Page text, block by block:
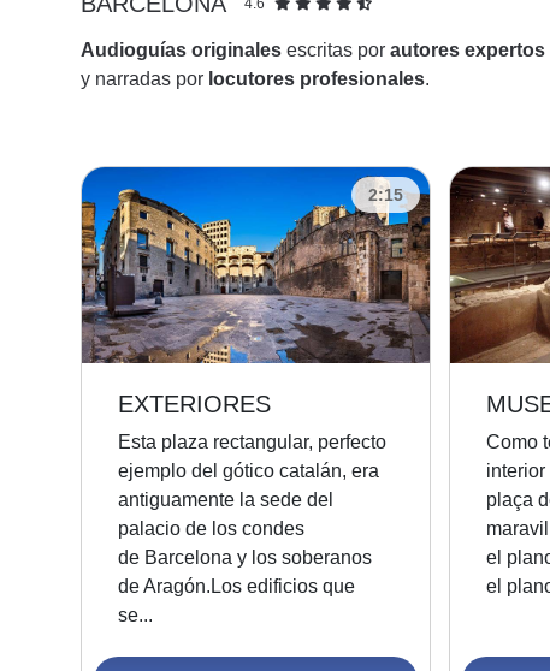
4.6
Audioguías originales escritas porautores expertos
y narradas por locutores profesionales.
2:15
EXTERIORES
Esta plaza rectangular, perfecto
ejemplo del gótico catalán, era
antiguamente la sede del
palacio de los condes
de Barcelona y los soberanos
de Aragón.Los edificios que
se...
Como
plaça
el
el